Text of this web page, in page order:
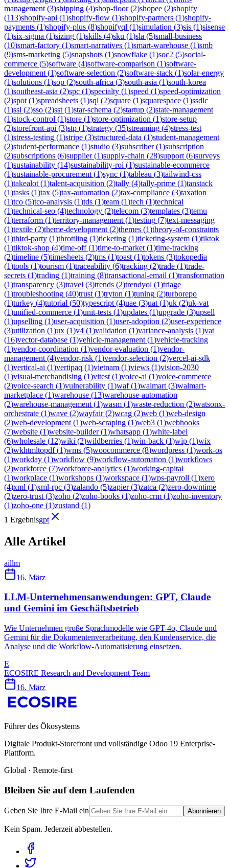
management (3)shipping (4)shop-floor(2)shopee (2)shopify
(113)shopify-api (1)shopify-flow (1)shopify-partners (1)shopify-
payments (1)shopify-plus (8)shopifyql (1)simulation (3)sis (1)sisense
(1)six-sigma (1)sizing (1)skills (4)sku (1)sla (5)small-business
(10)smart-factory (1)smart-narratives (1)smart-warehouse (1)smb
(9)sms-marketing (5)snapshots (1)snowflake (1)soc2 (5)social-
commerce (5)software (4)software-comparison (1)software-
development (1)software-selection (2)software-stack (1)solar-energy
(1)solutions (1)sop (2)south-africa (3)south-asia (1)south-korea
(1)southeast-asia (2)spc (1)specialty (1)speed (1)speed-optimization
(2)spot (1)spreadsheets (1)sql (2)square (1)squarespace (1)ssdlc
(1)ssl (2)sso (2)sst (1)star-schema (2)startup (2)state-management
(1)stock-control (1)store (1)store-optimization (1)store-setup
(2)storefront-api (3)stp (1)strategy (35)streaming (4)stress-test
(1)stress-testing (1)stripe (3)structured-data (1)student-management
(2)student-performance (1)studio (3)subscriber(1)subscription
(2)subscriptions (6)supplier(1)supply-chain (28)support (6)surveys
(1)sustainability (14)sustainability-roi (1)sustainable-ecommerce
(1)sustainable-procurement (1)sync (1)tableau (3)tailwind-css
(1)takealot (1)talent-acquisition (2)tally (4)tally-prime (1)tanstack
(1)tasks (1)tax (5)tax-automation (2)tax-compliance (3)taxation
(1)tco (5)tco-analysis (1)tds (1)team (1)tech (1)technical
(1)technical-seo (4)technology (2)telecom (3)templates (3)temu
(1)terraform (1)territory-management (1)testing (7)text-messaging
(1)textile (2)theme-development (2)themes (1)theory-of-constraints
(1)third-party (1)throttling (1)ticketing (1)ticketing-system (1)tiktok
(1)tiktok-shop (4)time-off(1)time-to-market (1)time-tracking
(2)timeline (5)timesheets (2)tms (1)toast (1)tokens (3)tokopedia
(1)tools (1)tourism (1)traceability (6)tracking (2)trade (1)trade-
secrets (1)trading (1)training (8)transactional-email (1)transformation
(1)transparency (3)travel (3)trends (2)trendyol (1)triage
(1)troubleshooting (40)trust (1)tryton (1)tuning (2)turborepo
(1)turkey (4)tutorial (50)typescript (4)uae (3)uat (1)uk (2)uk-vat
(1)unified-commerce (1)unit-tests (1)updates (1)upgrade (3)upsell
(1)upselling (1)user-acquisition (1)user-adoption (2)user-experience
(3)utilization (1)ux (1)v4 (1)validation (1)variance-analysis (1)vat
(16)vector-database (1)vehicle-management (1)vehicle-tracking
(1)vendor-coordination (1)vendor-evaluation (1)vendor-
management (4)vendor-risk (1)vendor-selection (2)vercel-ai-sdk
(1)vertical-ai (1)vertipaq (1)vietnam (1)views (1)vision-2030
(1)visual-merchandising (1)vitest (1)voice-ai (1)voice-commerce
(2)voice-search (1)vulnerability (1)waf(1)walmart (3)walmart-
marketplace (1)warehouse (13)warehouse-automation
(2)warehouse-management (1)wasm (1)waste-reduction (2)watsonx-
orchestrate (1)wave (2)wayfair(2)wcag (2)web (1)web-design
(2)web-development (1)web-scraping (1)web3 (1)webhooks
(7)website (1)website-builder(1)whatsapp (1)white-label
(6)wholesale (12)wiki (2)wildberries (1)win-back (1)wip (1)wix
(2)wkhtmltopdf(1)wms (5)woocommerce (8)wordpress (1)work-os
(1)workday (1)workflow (9)workflow-automation (1)workflows
(2)workforce (7)workforce-analytics (1)working-capital
(1)workplace (1)workshops (1)workspace (1)wps-payroll (1)xero
(4)xml (1)xml-rpc (3)zalando (5)zapier(3)zatca (2)zero-downtime
(2)zero-trust (3)zoho (2)zoho-books (1)zoho-crm (1)zoho-inventory
(1)zoho-one (1)zustand (1)
1 Ergebnisgpt
Alle Artikel
aillm
16. März
LLM-Unternehmensanwendungen: GPT, Claude
und Gemini im Geschäftsbetrieb
Wie Unternehmen große Sprachmodelle wie GPT-4o, Claude und
Gemini für die Dokumentenverarbeitung, den Kundenservice, die
Analyse und die Workflow-Automatisierung einsetzen.
E
ECOSIRE Research and Development Team
16. März
Führer des Ökosystems
Digitale Produkt-Storefront und vollständige Odoo 19 Enterprise-
Plattform.
Global · Remote-first
Bleiben Sie auf dem Laufenden
Geben Sie Ihre E-Mail ein Abonnieren
Kein Spam. Jederzeit abbestellen.